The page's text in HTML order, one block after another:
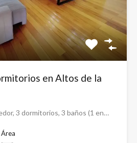
en Altos de la
3 dormitorios, 3 baños (1 en…
Área